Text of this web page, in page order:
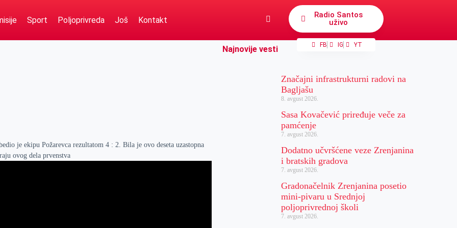
Sport Poljoprivreda Još Kontakt
Radio Santos
uživo
FB IG YT
je ekipu Požarevca rezultatom 4 : 2. Bila je ovo deseta uzastopna
ovog dela prvenstva
Najnovije vesti
Značajni infrastrukturni radovi na
Bagljašu
8. avgust 2026.
Sasa Kovačević priređuje veče za
pamćenje
7. avgust 2026.
Dodatno učvršćene veze Zrenjanina
i bratskih gradova
7. avgust 2026.
Gradonačelnik Zrenjanina posetio
mini-pivaru u Srednjoj
poljoprivrednoj školi
7. avgust 2026.